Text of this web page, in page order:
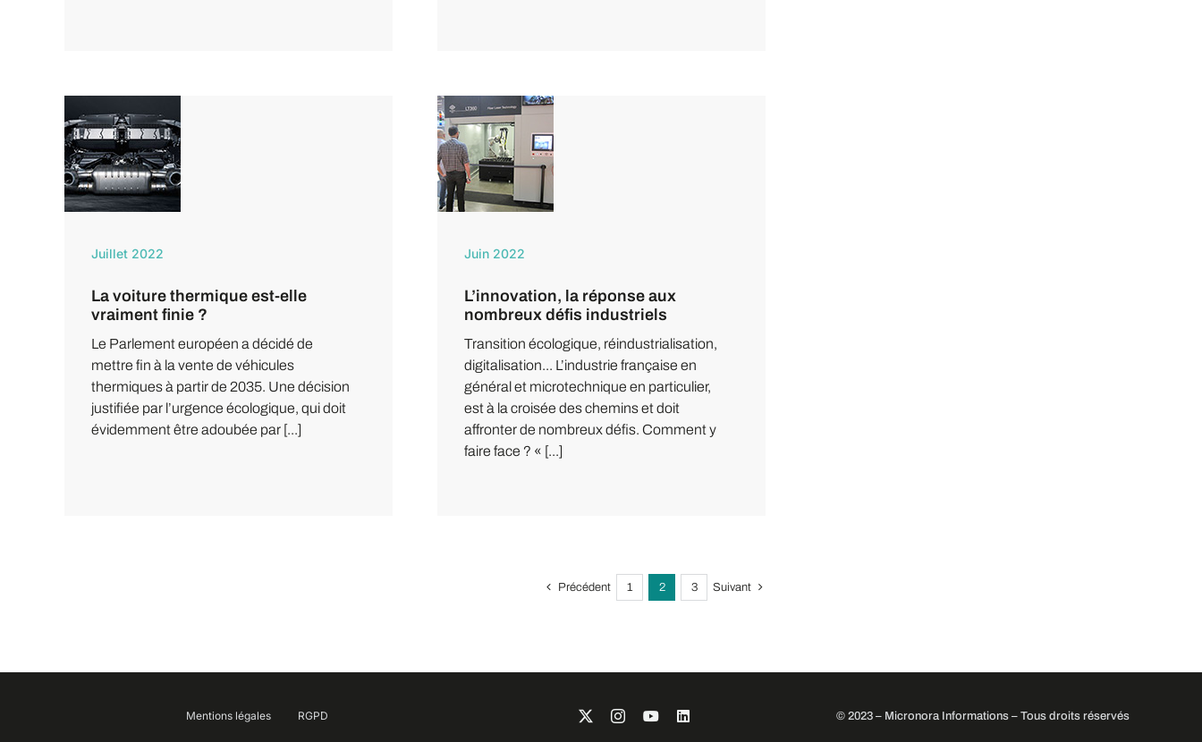
Juillet 2022
La voiture thermique est-elle
vraiment finie ?
Le Parlement européen a décidé de
mettre fin à la vente de véhicules
thermiques à partir de 2035. Une décision
justifiée par l’urgence écologique, qui doit
évidemment être adoubée par [...]
Juin 2022
L’innovation, la réponse aux
nombreux défis industriels
Transition écologique, réindustrialisation,
digitalisation... L’industrie française en
général et microtechnique en particulier,
est à la croisée des chemins et doit
affronter de nombreux défis. Comment y
faire face ? « [...]
Précédent 1 2 3 Suivant
Mentions légales RGPD © 2023 – Micronora Informations – Tous droits réservés